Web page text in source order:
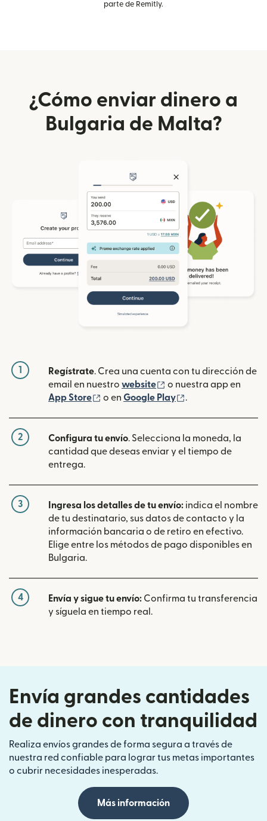
parte de Remitly.
¿Cómo enviar dinero a
Bulgaria de Malta?
1 Regístrate. Crea una cuenta con tu dirección de
email en nuestro website (se abre en una
o nuestra app en
App Store
(se abre en una ventana nueva)
o en Google Play (se abre en una
.
2 Configura tu envío. Selecciona la moneda, la
cantidad que deseas enviar y el tiempo de
entrega.
3 Ingresa los detalles de tu envío: indica el nombre
de tu destinatario, sus datos de contacto y la
información bancaria o de retiro en efectivo.
Elige entre los métodos de pago disponibles en
Bulgaria.
4 Envía y sigue tu envío: Confirma tu transferencia
y síguela en tiempo real.
Envía grandes cantidades
de dinero con tranquilidad
Realiza envíos grandes de forma segura a través de
nuestra red confiable para lograr tus metas importantes
o cubrir necesidades inesperadas.
Más información